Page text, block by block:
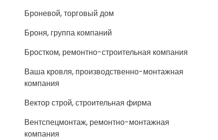
Броневой, торговый дом
Броня, группа компаний
Бростком, ремонтно-строительная компания
Ваша кровля, производственно-монтажная
компания
Вектор строй, строительная фирма
Вентспецмонтаж, ремонтно-монтажная
компания